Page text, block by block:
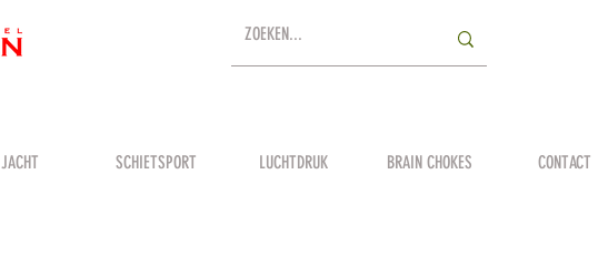
JACHT SCHIETSPORT LUCHTDRUK BRAIN CHOKES CONTACT